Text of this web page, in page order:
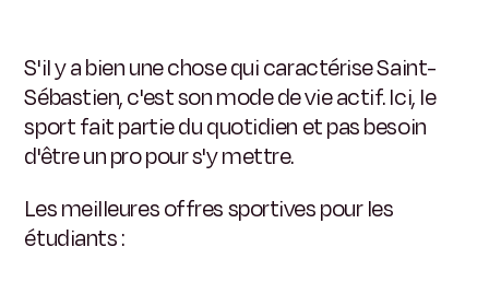
S'il y a bien une chose qui caractérise Saint-
Sébastien, c'est son mode de vie actif. Ici, le
sport fait partie du quotidien et pas besoin
d'être un pro pour s'y mettre.
Les meilleures offres sportives pour les
étudiants :